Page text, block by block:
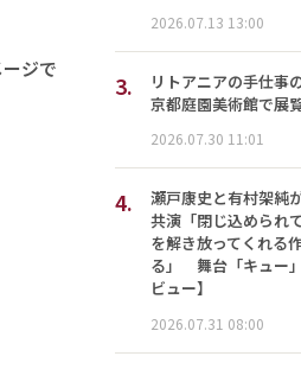
ジで
2026.07.13 13:00
3.
リトアニアの手仕
京都庭園美術館で展
2026.07.30 11:01
4.
瀬戸康史と有村架純
共演「閉じ込められ
を解き放ってくれる
る」 舞台「キュー
ビュー】
2026.07.31 08:00